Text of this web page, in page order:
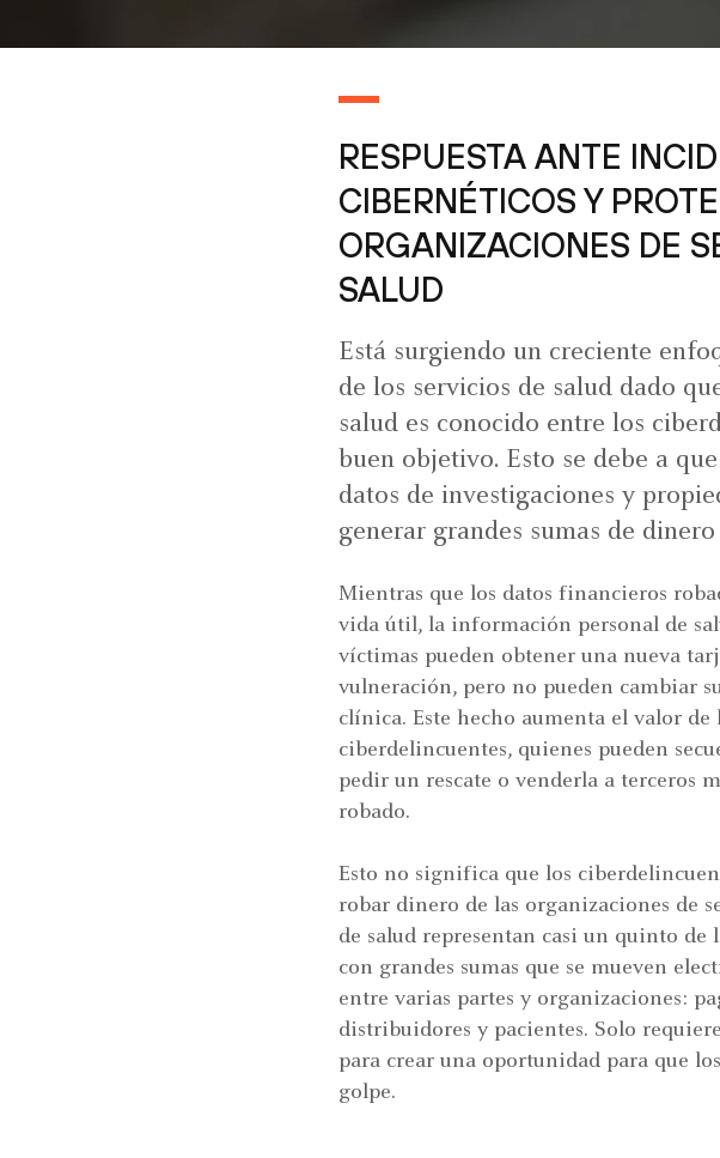
RESPUESTA ANTE
CIBERNÉTICOS Y
ORGANIZACIONES DE
SALUD
Está surgiendo un creciente
de los servicios de salud dado
salud es conocido entre los
buen objetivo. Esto se debe a
datos de investigaciones y
generar grandes sumas de
Mientras que los datos financieros
vida útil, la información personal de
víctimas pueden obtener una nueva
vulneración, pero no pueden cambiar
clínica. Este hecho aumenta el valor de
ciberdelincuentes, quienes pueden
pedir un rescate o venderla a terceros
robado.
Esto no significa que los
robar dinero de las organizaciones de
de salud representan casi un quinto de
con grandes sumas que se mueven
entre varias partes y organizaciones:
distribuidores y pacientes. Solo
para crear una oportunidad para que
golpe.